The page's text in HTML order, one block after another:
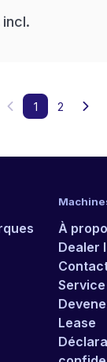
1 2
À
Dealer
Lease